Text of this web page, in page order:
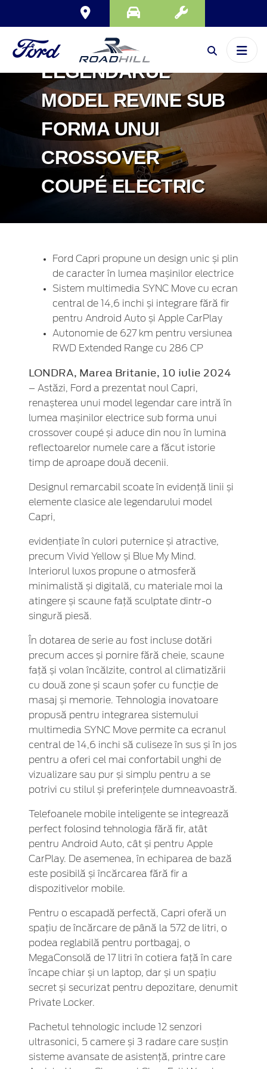
FORD CAPRI –
LEGENDARUL
MODEL REVINE SUB
FORMA UNUI
CROSSOVER
COUPÉ ELECTRIC
Ford Capri propune un design unic și plin
de caracter în lumea mașinilor electrice
Sistem multimedia SYNC Move cu ecran
central de 14,6 inchi și integrare fără fir
pentru Android Auto și Apple CarPlay
Autonomie de 627 km pentru versiunea
RWD Extended Range cu 286 CP
LONDRA, Marea Britanie, 10 iulie 2024
– Astăzi, Ford a prezentat noul Capri,
renașterea unui model legendar care intră în
lumea mașinilor electrice sub forma unui
crossover coupé și aduce din nou în lumina
reflectoarelor numele care a făcut istorie
timp de aproape două decenii.
Designul remarcabil scoate în evidență linii și
elemente clasice ale legendarului model
Capri,
evidențiate în culori puternice și atractive,
precum Vivid Yellow și Blue My Mind.
Interiorul luxos propune o atmosferă
minimalistă și digitală, cu materiale moi la
atingere și scaune față sculptate dintr-o
singură piesă.
În dotarea de serie au fost incluse dotări
precum acces și pornire fără cheie, scaune
față și volan încălzite, control al climatizării
cu două zone și scaun șofer cu funcție de
masaj și memorie. Tehnologia inovatoare
propusă pentru integrarea sistemului
multimedia SYNC Move permite ca ecranul
central de 14,6 inchi să culiseze în sus și în jos
pentru a oferi cel mai confortabil unghi de
vizualizare sau pur și simplu pentru a se
potrivi cu stilul și preferințele dumneavoastră.
Telefoanele mobile inteligente se integrează
perfect folosind tehnologia fără fir, atât
pentru Android Auto, cât și pentru Apple
CarPlay. De asemenea, în echiparea de bază
este posibilă și încărcarea fără fir a
dispozitivelor mobile.
Pentru o escapadă perfectă, Capri oferă un
spațiu de încărcare de până la 572 de litri, o
podea reglabilă pentru portbagaj, o
MegaConsolă de 17 litri în cotiera față în care
încape chiar și un laptop, dar și un spațiu
secret și securizat pentru depozitare, denumit
Private Locker.
Pachetul tehnologic include 12 senzori
ultrasonici, 5 camere și 3 radare care susțin
sisteme avansate de asistență, printre care